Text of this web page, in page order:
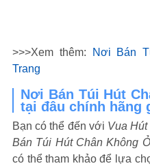
>>>Xem thêm:
Nơi Bán
Trang
Nơi Bán Túi Hút
tại đâu chính hãng
Bạn có thể đến với Vua
Bán Túi Hút Chân Không
có thể tham khảo để lựa